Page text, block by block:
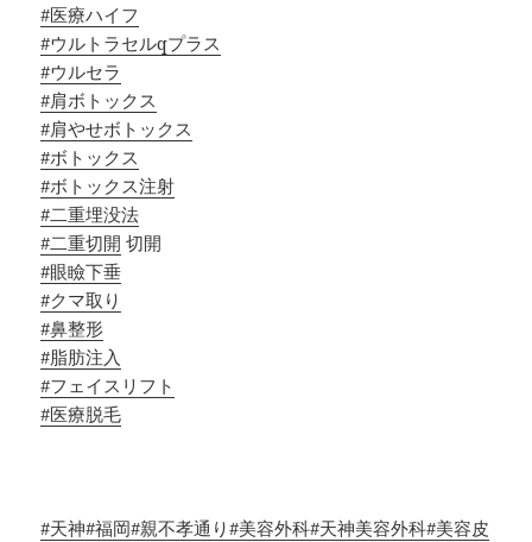
#医療ハイフ
#ウルトラセルqプラス
#ウルセラ
#肩ボトックス
#肩やせボトックス
#ボトックス
#ボトックス注射
#二重埋没法
#二重切開 切開
#眼瞼下垂
#クマ取り
#鼻整形
#脂肪注入
#フェイスリフト
#医療脱毛
#天神#福岡#親不孝通り#美容外科#天神美容外科#美容皮